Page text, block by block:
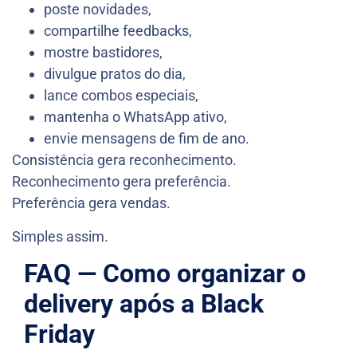
poste novidades,
compartilhe feedbacks,
mostre bastidores,
divulgue pratos do dia,
lance combos especiais,
mantenha o WhatsApp ativo,
envie mensagens de fim de ano.
Consistência gera reconhecimento.
Reconhecimento gera preferência.
Preferência gera vendas.
Simples assim.
FAQ — Como organizar o
delivery após a Black
Friday